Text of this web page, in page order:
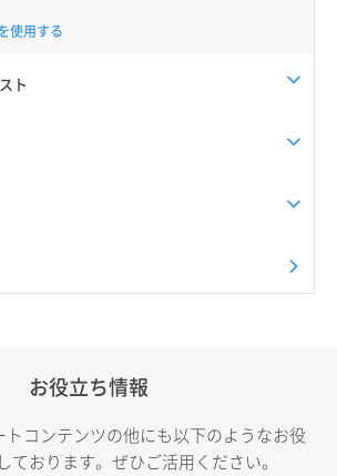
使用する
ト
お役立ち情報
トコンテンツの他にも以下のようなお役
ております。ぜひご活用ください。